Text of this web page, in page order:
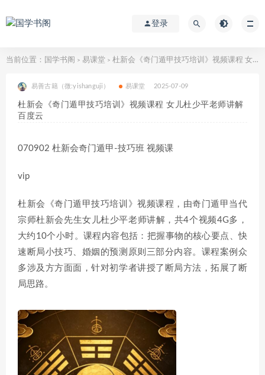
登录
当前位置： 国学书阁 > 易课堂 > 杜新会《奇门遁甲技巧培训》视频课程 女儿杜少平老师讲解 百度云
易善古籍（微:yishanguji） 易课堂 2025-07-09
杜新会《奇门遁甲技巧培训》视频课程 女儿杜少平老师讲解
百度云
070902 杜新会奇门遁甲-技巧班 视频课
vip
杜新会《奇门遁甲技巧培训》视频课程，由奇门遁甲当代
宗师杜新会先生女儿杜少平老师讲解，共4个视频4G多，
大约10个小时。课程内容包括：把握事物的核心要点、快
速断局小技巧、婚姻的预测原则三部分内容。课程案例众
多涉及方方面面，针对初学者讲授了断局方法，拓展了断
局思路。